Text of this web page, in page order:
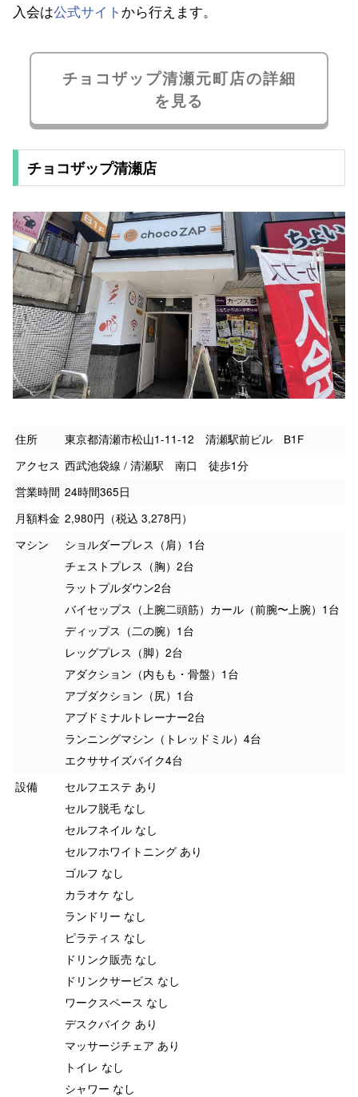
入会は公式サイト から行えます。
チョコザップ清瀬元町店の詳細
を見る
チョコザップ清瀬店
住所
東京都清瀬市松山1-11-12 清瀬駅前ビル B1F
アクセス 西武池袋線 / 清瀬駅 南口 徒歩1分
営業時間 24時間365日
月額料金 2,980円（税込 3,278円）
マシン
ショルダープレス（肩）1台
チェストプレス（胸）2台
ラットプルダウン2台
バイセップス（上腕二頭筋）カール（前腕〜上腕）1台
ディップス（二の腕）1台
レッグプレス（脚）2台
アダクション（内もも・骨盤）1台
アブダクション（尻）1台
アブドミナルトレーナー2台
ランニングマシン（トレッドミル）4台
エクササイズバイク4台
設備
セルフエステ あり
セルフ脱毛 なし
セルフネイル なし
セルフホワイトニング あり
ゴルフ なし
カラオケ なし
ランドリー なし
ピラティス なし
ドリンク販売 なし
ドリンクサービス なし
ワークスペース なし
デスクバイク あり
マッサージチェア あり
トイレ なし
シャワー なし